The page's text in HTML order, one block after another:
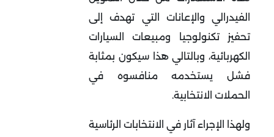
الفيدرالي والإعانات التي تهدف إلى
تحفيز تكنولوجيا ومبيعات السيارات
الكهربائية، وبالتالي هذا سيكون بمثابة
فشل يستخدمه منافسوه في
الحملات الانتخابية.
ولهذا الإجراء آثار في الانتخابات الرئاسية